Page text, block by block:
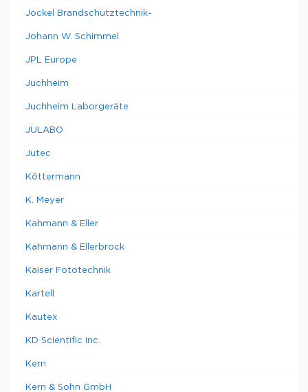
Jockel Brandschutztechnik-
Johann W. Schimmel
JPL Europe
Juchheim
Juchheim Laborgeräte
JULABO
Jutec
Köttermann
K. Meyer
Kahmann & Eller
Kahmann & Ellerbrock
Kaiser Fototechnik
Kartell
Kautex
KD Scientific Inc.
Kern
Kern & Sohn GmbH